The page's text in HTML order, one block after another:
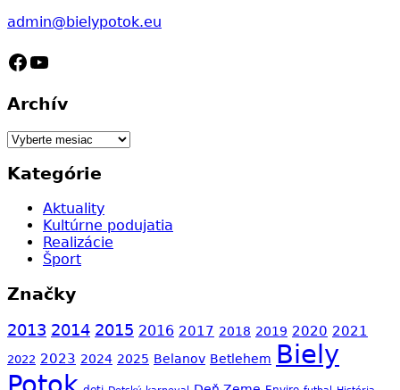
admin@bielypotok.eu
Facebook
YouTube
Archív
Archív
Kategórie
Aktuality
Kultúrne podujatia
Realizácie
Šport
Značky
2013 2014 2015 2016 2017 2018 2019 2020 2021
2022 2023 2024 2025 Belanov Betlehem Biely